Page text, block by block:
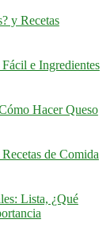
y Recetas
e Ingredientes
Hacer Queso
de Comida
Lista, ¿Qué